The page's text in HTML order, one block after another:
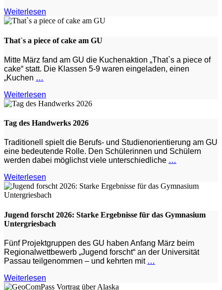
Weiterlesen
That`s a piece of cake am GU
Mitte März fand am GU die Kuchenaktion „That`s a piece of
cake“ statt. Die Klassen 5-9 waren eingeladen, einen
„Kuchen …
Weiterlesen
Tag des Handwerks 2026
Traditionell spielt die Berufs- und Studienorientierung am GU
eine bedeutende Rolle. Den Schülerinnen und Schülern
werden dabei möglichst viele unterschiedliche …
Weiterlesen
Jugend forscht 2026: Starke Ergebnisse für das Gymnasium
Untergriesbach
Fünf Projektgruppen des GU haben Anfang März beim
Regionalwettbewerb „Jugend forscht“ an der Universität
Passau teilgenommen – und kehrten mit …
Weiterlesen